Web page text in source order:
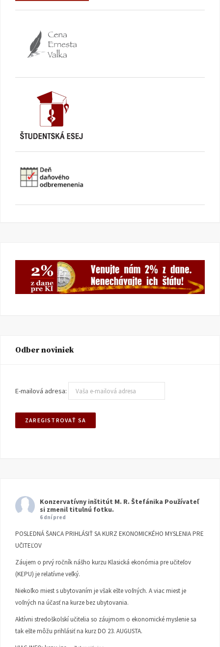
Odber noviniek
E-mailová adresa:
Konzervatívny inštitút M. R. Štefánika Používateľ
si zmenil titulnú fotku.
6 dní pred
POSLEDNÁ ŠANCA PRIHLÁSIŤ SA KURZ EKONOMICKÉHO MYSLENIA PRE
UČITEĽOV
Záujem o prvý ročník nášho kurzu Klasická ekonómia pre učiteľov
(KEPU) je relatívne veľký.
Niekoľko miest s ubytovaním je však ešte voľných. A viac miest je
voľných na účasť na kurze bez ubytovania.
Aktívni stredoškolskí učitelia so záujmom o ekonomické myslenie sa
tak ešte môžu prihlásiť na kurz DO 23. AUGUSTA.